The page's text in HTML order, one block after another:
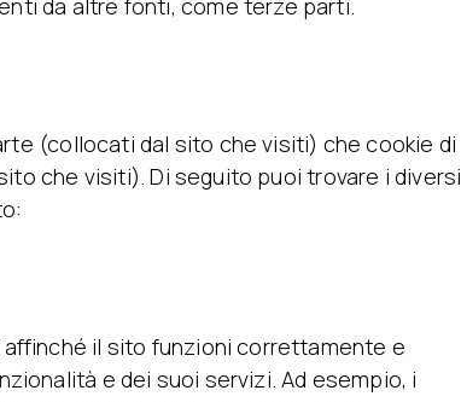
da altre fonti, come terze parti.
(collocati dal sito che visiti) che cookie di
che visiti). Di seguito puoi trovare i diversi
il sito funzioni correttamente e
e dei suoi servizi. Ad esempio, i